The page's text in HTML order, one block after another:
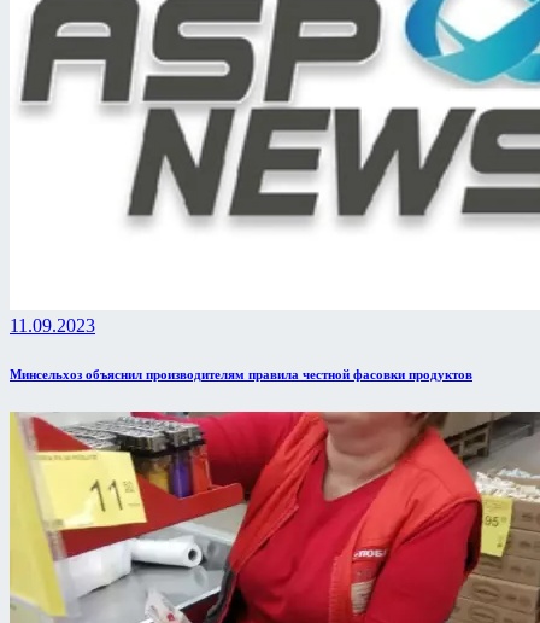
11.09.2023
Минсельхоз объяснил производителям правила честной фасовки продуктов